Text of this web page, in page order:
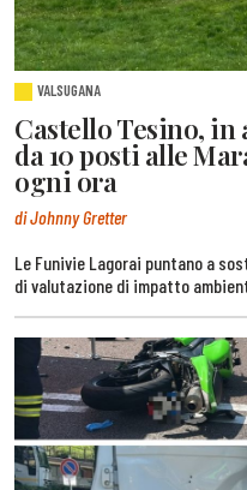
VALSUGANA
Castello Tesino,
da 10 posti alle
ogni ora
di Johnny Gretter
Le Funivie Lagorai puntano a
di valutazione di impatto